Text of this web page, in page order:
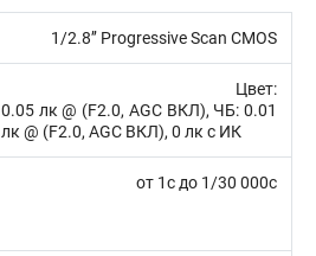
1/2.8’’ Progressive Scan CMOS
Цвет:
0.05 лк @ (F2.0, AGC ВКЛ), ЧБ: 0.01
лк @ (F2.0, AGC ВКЛ), 0 лк с ИК
от 1с до 1/30 000с